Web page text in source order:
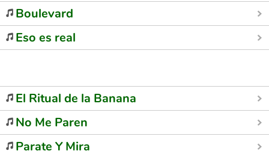
Boulevard
Eso es real
El Ritual de la Banana
No Me Paren
Parate Y Mira